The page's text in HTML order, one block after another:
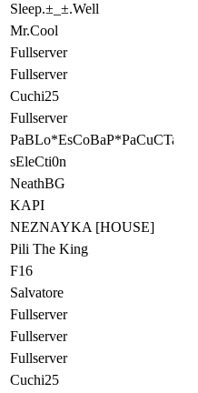
Sleep.±_±.Well
Mr.Cool
Fullserver
Fullserver
Cuchi25
Fullserver
PaBLo*EsCoBaP*PaCuCTa
sEleCti0n
NeathBG
KAPI
NEZNAYKA [HOUSE]
Pili The King
F16
Salvatore
Fullserver
Fullserver
Fullserver
Cuchi25